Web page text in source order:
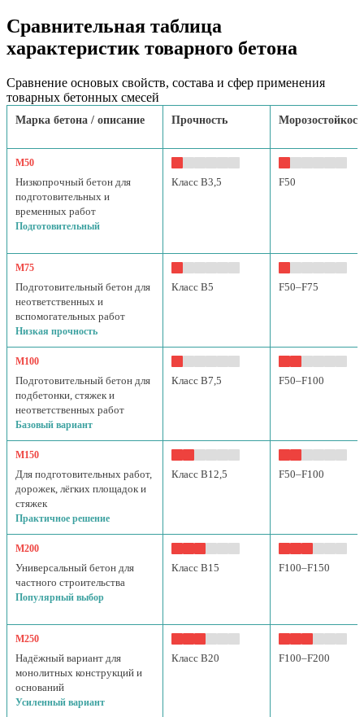
Сравнительная таблица
характеристик товарного бетона
Сравнение основых свойств, состава и сфер применения
товарных бетонных смесей
Марка бетона / описание Прочность
М50
Низкопрочный бетон для
подготовительных и
временных работ
Подготовительный
Класс B3,5 F50
М75
Подготовительный бетон для
неответственных и
вспомогательных работ
Низкая прочность
Класс B5 F50–F75
М100
Подготовительный бетон для
подбетонки, стяжек и
неответственных работ
Базовый вариант
Класс B7,5 F50–F100
М150
Для подготовительных работ,
дорожек, лёгких площадок и
стяжек
Практичное решение
Класс B12,5 F50–F100
М200
Универсальный бетон для
частного строительства
Популярный выбор
Класс B15 F100–F150
М250
Надёжный вариант для
монолитных конструкций и
оснований
Усиленный вариант
Класс B20 F100–F200